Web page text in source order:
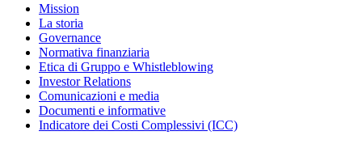
Mission
La storia
Governance
Normativa finanziaria
Etica di Gruppo e Whistleblowing
Investor Relations
Comunicazioni e media
Documenti e informative
Indicatore dei Costi Complessivi (ICC)